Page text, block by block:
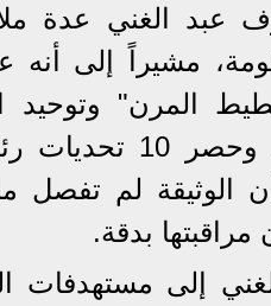
عبد الغني عدة
مشيراً إلى أنه
المرن" وتوحيد
مراقبتها بدقة.
إلى مستهدفات